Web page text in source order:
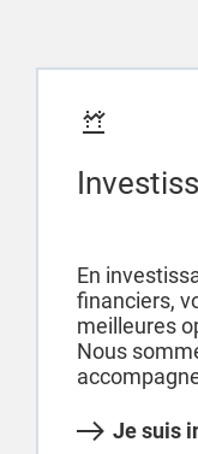
En
financiers,
meilleures
Nous
Je suis